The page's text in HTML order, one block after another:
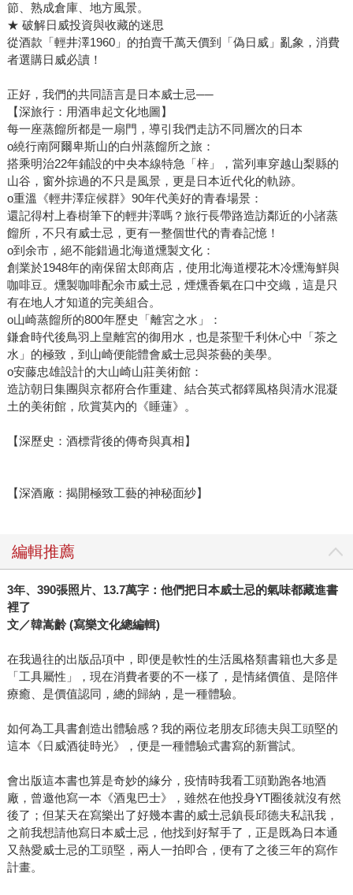
節、熟成倉庫、地方風景。
★ 破解日威投資與收藏的迷思
從酒款「輕井澤1960」的拍賣千萬天價到「偽日威」亂象，消費
者選購日威必讀！
正好，我們的共同語言是日本威士忌──
【深旅行：用酒串起文化地圖】
每一座蒸餾所都是一扇門，導引我們走訪不同層次的日本
o繞行南阿爾卑斯山的白州蒸餾所之旅：
搭乘明治22年鋪設的中央本線特急「梓」，當列車穿越山梨縣的
山谷，窗外掠過的不只是風景，更是日本近代化的軌跡。
o重溫《輕井澤症候群》90年代美好的青春場景：
還記得村上春樹筆下的輕井澤嗎？旅行長帶路造訪鄰近的小諸蒸
餾所，不只有威士忌，更有一整個世代的青春記憶！
o到余市，絕不能錯過北海道燻製文化：
創業於1948年的南保留太郎商店，使用北海道櫻花木冷燻海鮮與
咖啡豆。燻製咖啡配余市威士忌，煙燻香氣在口中交織，這是只
有在地人才知道的完美組合。
o山崎蒸餾所的800年歷史「離宮之水」：
鎌倉時代後鳥羽上皇離宮的御用水，也是茶聖千利休心中「茶之
水」的極致，到山崎便能體會威士忌與茶藝的美學。
o安藤忠雄設計的大山崎山莊美術館：
造訪朝日集團與京都府合作重建、結合英式都鐸風格與清水混凝
土的美術館，欣賞莫內的《睡蓮》。
【深歷史：酒標背後的傳奇與真相】
【深酒廠：揭開極致工藝的神秘面紗】
編輯推薦
3年、390張照片、13.7萬字：他們把日本威士忌的氣味都藏進書
裡了
文／韓嵩齡 (寫樂文化總編輯)
在我過往的出版品項中，即便是軟性的生活風格類書籍也大多是
「工具屬性」，現在消費者要的不一樣了，是情緒價值、是陪伴
療癒、是價值認同，總的歸納，是一種體驗。
如何為工具書創造出體驗感？我的兩位老朋友邱德夫與工頭堅的
這本《日威酒徒時光》，便是一種體驗式書寫的新嘗試。
會出版這本書也算是奇妙的緣分，疫情時我看工頭勤跑各地酒
廠，曾邀他寫一本《酒鬼巴士》，雖然在他投身YT圈後就沒有然
後了；但某天在寫樂出了好幾本書的威士忌鎮長邱德夫私訊我，
之前我想請他寫日本威士忌，他找到好幫手了，正是既為日本通
又熱愛威士忌的工頭堅，兩人一拍即合，便有了之後三年的寫作
計畫。